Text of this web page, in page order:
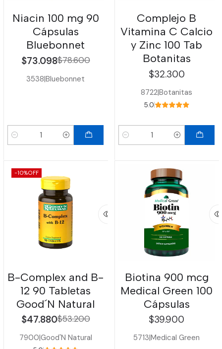
Niacin 100 mg 90
Cápsulas
Bluebonnet
$73.098$78.600
3538|Bluebonnet
Cantidad
Complejo B
Vitamina C Calcio
y Zinc 100 Tab
Botanitas
$32.300
8722|Botanitas
5.0
Cantidad
-10%OFF
B-Complex and B-
12 90 Tabletas
Good´N Natural
$47.880$53.200
7900|Good'N Natural
Biotina 900 mcg
Medical Green 100
Cápsulas
$39.900
5713|Medical Green